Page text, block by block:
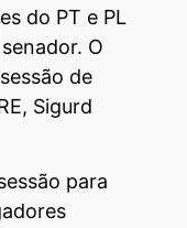
do PT e PL
O
de
Sigurd
para